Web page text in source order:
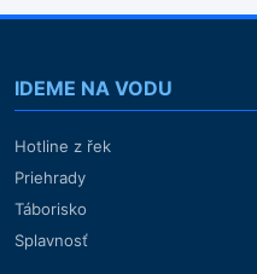
IDEME NA VODU
Hotline z řek
Priehrady
Táborisko
Splavnosť